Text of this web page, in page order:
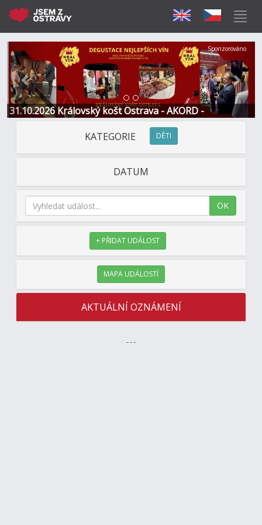
31.10.2026 Královský košt Ostrava - AKORD -
Restaurace a Hotel
Předchozí Další
Sponzorováno
KATEGORIE DĚTI
DATUM
OK
+ PŘIDAT UDÁLOST
MAPA UDÁLOSTÍ
AKTUÁLNÍ OZNÁMENÍ
---